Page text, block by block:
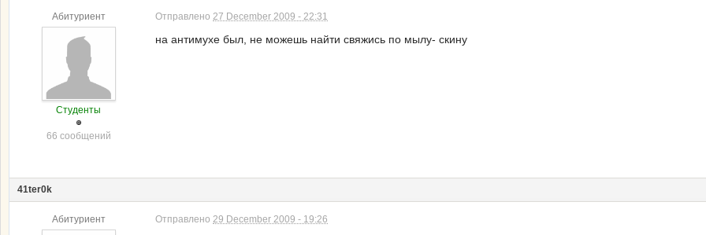
Абитуриент
Студенты
66 сообщений
Отправлено 27 December 2009 - 22:31
на антимухе был, не можешь найти свяжись по мылу- скину
41ter0k
Абитуриент Отправлено 29 December 2009 - 19:26